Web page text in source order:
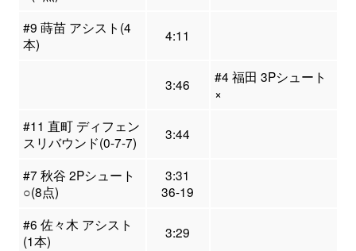
#9 蒔苗 アシスト(4
本)
4:11
3:46
#4 福田 3Pシュート
×
#11 直町 ディフェン
スリバウンド(0-7-7)
3:44
#7 秋谷 2Pシュート
○(8点)
3:31
36-19
#6 佐々木 アシスト
(1本)
3:29